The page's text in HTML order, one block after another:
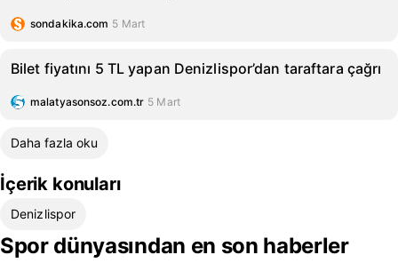
sondakika.com 5 Mart
Bilet fiyatını 5 TL yapan Denizlispor’dan taraftara çağrı
malatyasonsoz.com.tr 5 Mart
Daha fazla oku
İçerik konuları
Denizlispor
Spor dünyasından en son haberler